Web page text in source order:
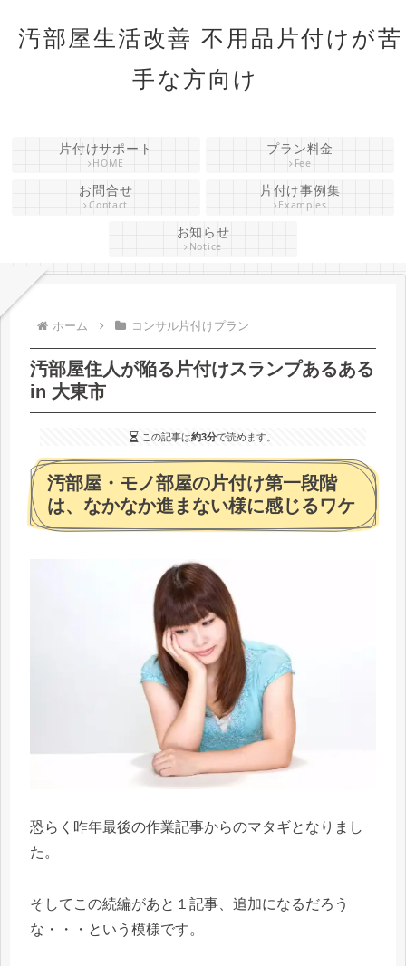
汚部屋生活改善 不用品片付けが苦
手な方向け
片付けサポート
HOME
プラン料金
Fee
お問合せ
Contact
片付け事例集
Examples
お知らせ
Notice
ホーム コンサル片付けプラン
汚部屋住人が陥る片付けスランプあるある
in 大東市
この記事は約3分で読めます。
汚部屋・モノ部屋の片付け第一段階
は、なかなか進まない様に感じるワケ
恐らく昨年最後の作業記事からのマタギとなりまし
た。
そしてこの続編があと１記事、追加になるだろう
な・・・という模様です。